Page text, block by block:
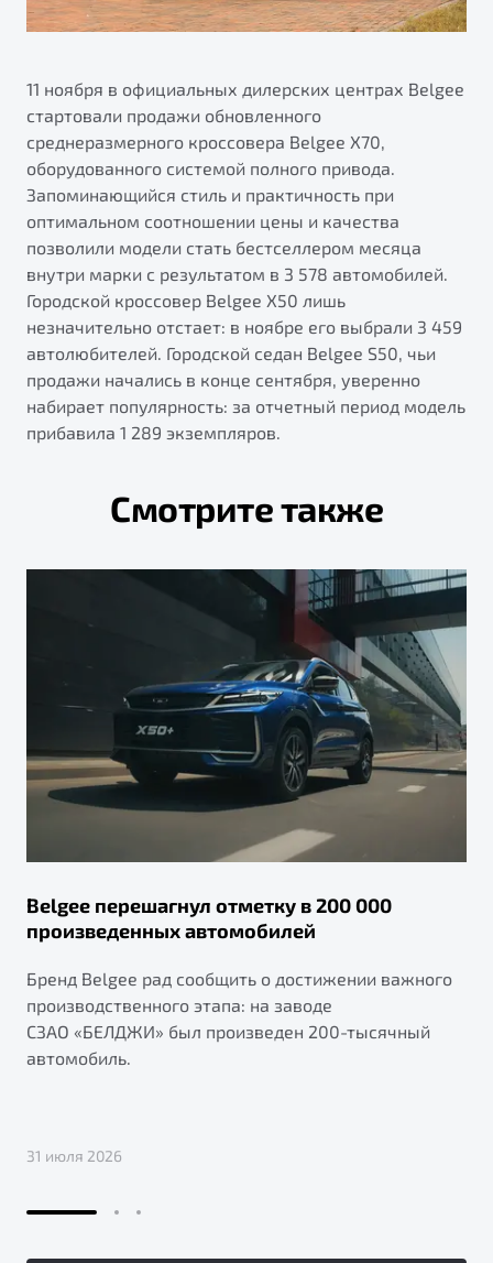
11 ноября в официальных дилерских центрах Belgee
стартовали продажи обновленного
среднеразмерного кроссовера Belgee Х70,
оборудованного системой полного привода.
Запоминающийся стиль и практичность при
оптимальном соотношении цены и качества
позволили модели стать бестселлером месяца
внутри марки с результатом в 3 578 автомобилей.
Городской кроссовер Belgee X50 лишь
незначительно отстает: в ноябре его выбрали 3 459
автолюбителей. Городской седан Belgee S50, чьи
продажи начались в конце сентября, уверенно
набирает популярность: за отчетный период модель
прибавила 1 289 экземпляров.
Смотрите также
Belgee перешагнул отметку в 200 000
произведенных автомобилей
Бренд Belgee рад сообщить о достижении важного
производственного этапа: на заводе
СЗАО «БЕЛДЖИ» был произведен 200-тысячный
автомобиль.
31 июля 2026